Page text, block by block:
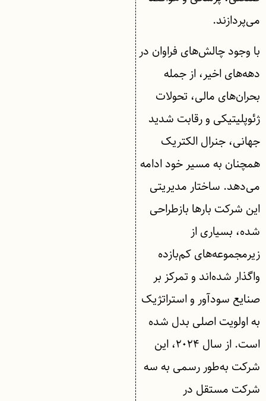
می‌پردازند.
با وجود چالش‌های فراوان در
دهه‌های اخیر، از جمله
بحران‌های مالی، تحولات
ژئوپلیتیکی و رقابت شدید
جهانی، جنرال الکتریک
همچنان به مسیر خود ادامه
می‌دهد. ساختار مدیریتی
این شرکت بارها بازطراحی
شده، بسیاری از
زیرمجموعه‌های کم‌بازده
واگذار شده‌اند و تمرکز بر
صنایع سودآور و استراتژیک
به اولویت اصلی بدل شده
است. از سال ۲۰۲۴، این
شرکت به‌طور رسمی به سه
شرکت مستقل در